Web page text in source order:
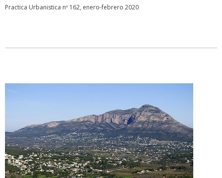
Practica Urbanistica nº 162, enero-febrero 2020